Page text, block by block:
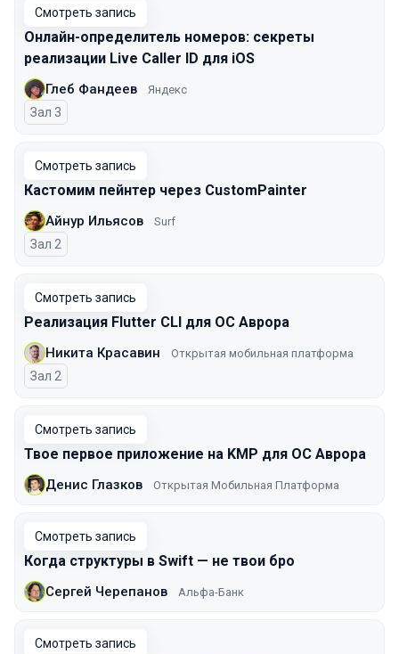
Смотреть запись
Онлайн-определитель номеров: секреты
реализации Live Caller ID для iOS
Глеб Фандеев Яндекс
Зал 3
Смотреть запись
Кастомим пейнтер через CustomPainter
Айнур Ильясов Surf
Зал 2
Смотреть запись
Реализация Flutter CLI для ОС Аврора
Никита Красавин Открытая мобильная платформа
Зал 2
Смотреть запись
Твое первое приложение на KMP для ОС Аврора
Денис Глазков Открытая Мобильная Платформа
Смотреть запись
Когда структуры в Swift — не твои бро
Сергей Черепанов Альфа-Банк
Смотреть запись